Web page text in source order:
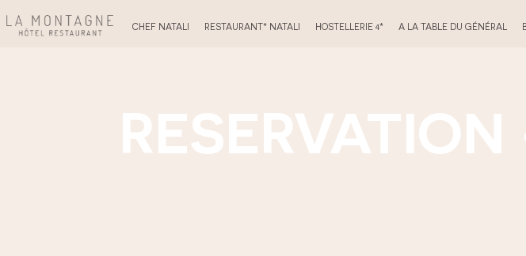
CHEF NATALI RESTAURANT* NATALI HOSTELLERIE 4* A LA TABLE DU GÉNÉRAL